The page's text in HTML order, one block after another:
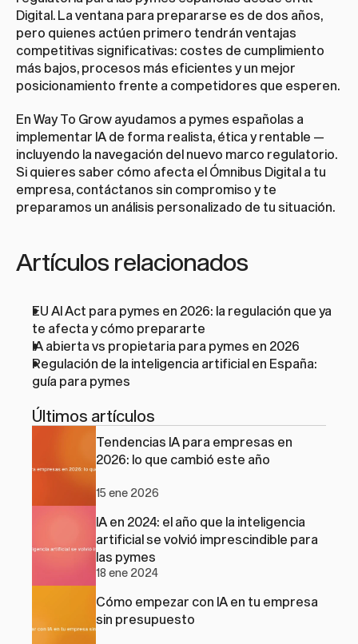
Digital. La ventana para prepararse es de dos años,
pero quienes actúen primero tendrán ventajas
competitivas significativas: costes de cumplimiento
más bajos, procesos más eficientes y un mejor
posicionamiento frente a competidores que esperen.
En Way To Grow ayudamos a pymes españolas a
implementar IA de forma realista, ética y rentable —
incluyendo la navegación del nuevo marco regulatorio.
Si quieres saber cómo afecta el Ómnibus Digital a tu
empresa, contáctanos sin compromiso y te
preparamos un análisis personalizado de tu situación.
Artículos relacionados
EU AI Act para pymes en 2026: la regulación que ya
te afecta y cómo prepararte
IA abierta vs propietaria para pymes en 2026
Regulación de la inteligencia artificial en España:
guía para pymes
Últimos artículos
Tendencias IA para empresas en
2026: lo que cambió este año
15 ene 2026
IA en 2024: el año que la inteligencia
artificial se volvió imprescindible para
las pymes
18 ene 2024
Cómo empezar con IA en tu empresa
sin presupuesto